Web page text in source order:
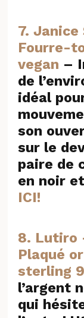
7.
Fourre-
vegan –
de
idéal
son
sur le
paire de
en noir
ICI!
8. Lutiro
Plaqué
sterling
l’argent
qui